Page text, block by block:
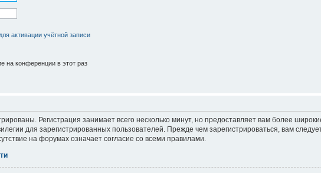
активации учётной записи
на конференции в этот раз
Регистрация занимает всего несколько минут, но предоставляет вам более
для зарегистрированных пользователей. Прежде чем зарегистрироваться, вам
на форумах означает согласие со всеми правилами.